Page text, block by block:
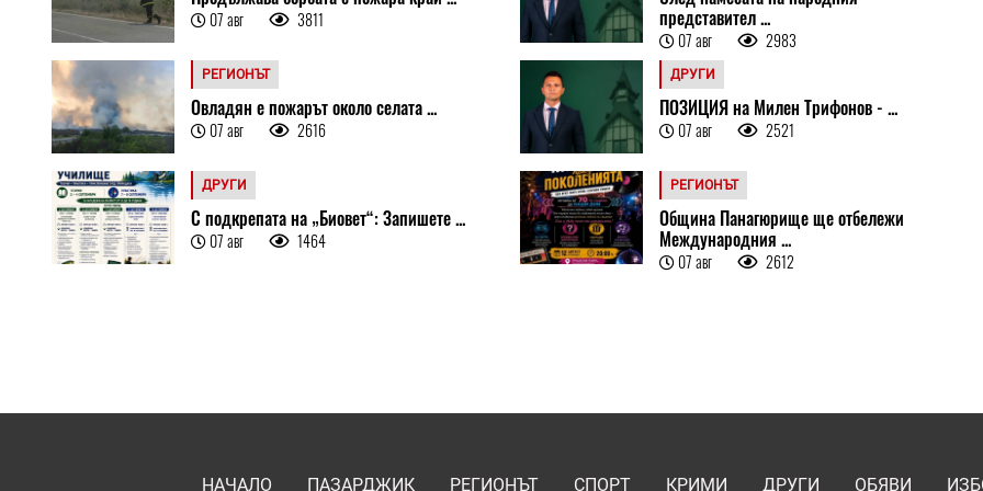
07 авг 3811 представител ...
07 авг 2983
РЕГИОНЪТ
Овладян е пожарът около селата ...
07 авг 2616
ДРУГИ
ПОЗИЦИЯ на Милен Трифонов - ...
07 авг 2521
ДРУГИ
С подкрепата на „Биовет“: Запишете ...
07 авг 1464
РЕГИОНЪТ
Община Панагюрище ще отбележи
Международния ...
07 авг 2612
НАЧАЛО ПАЗАРДЖИК РЕГИОНЪТ СПОРТ КРИМИ ДРУГИ ОБЯВИ